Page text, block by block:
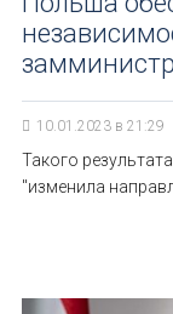
10.01.2023 в 21:29
Такого
"изменила